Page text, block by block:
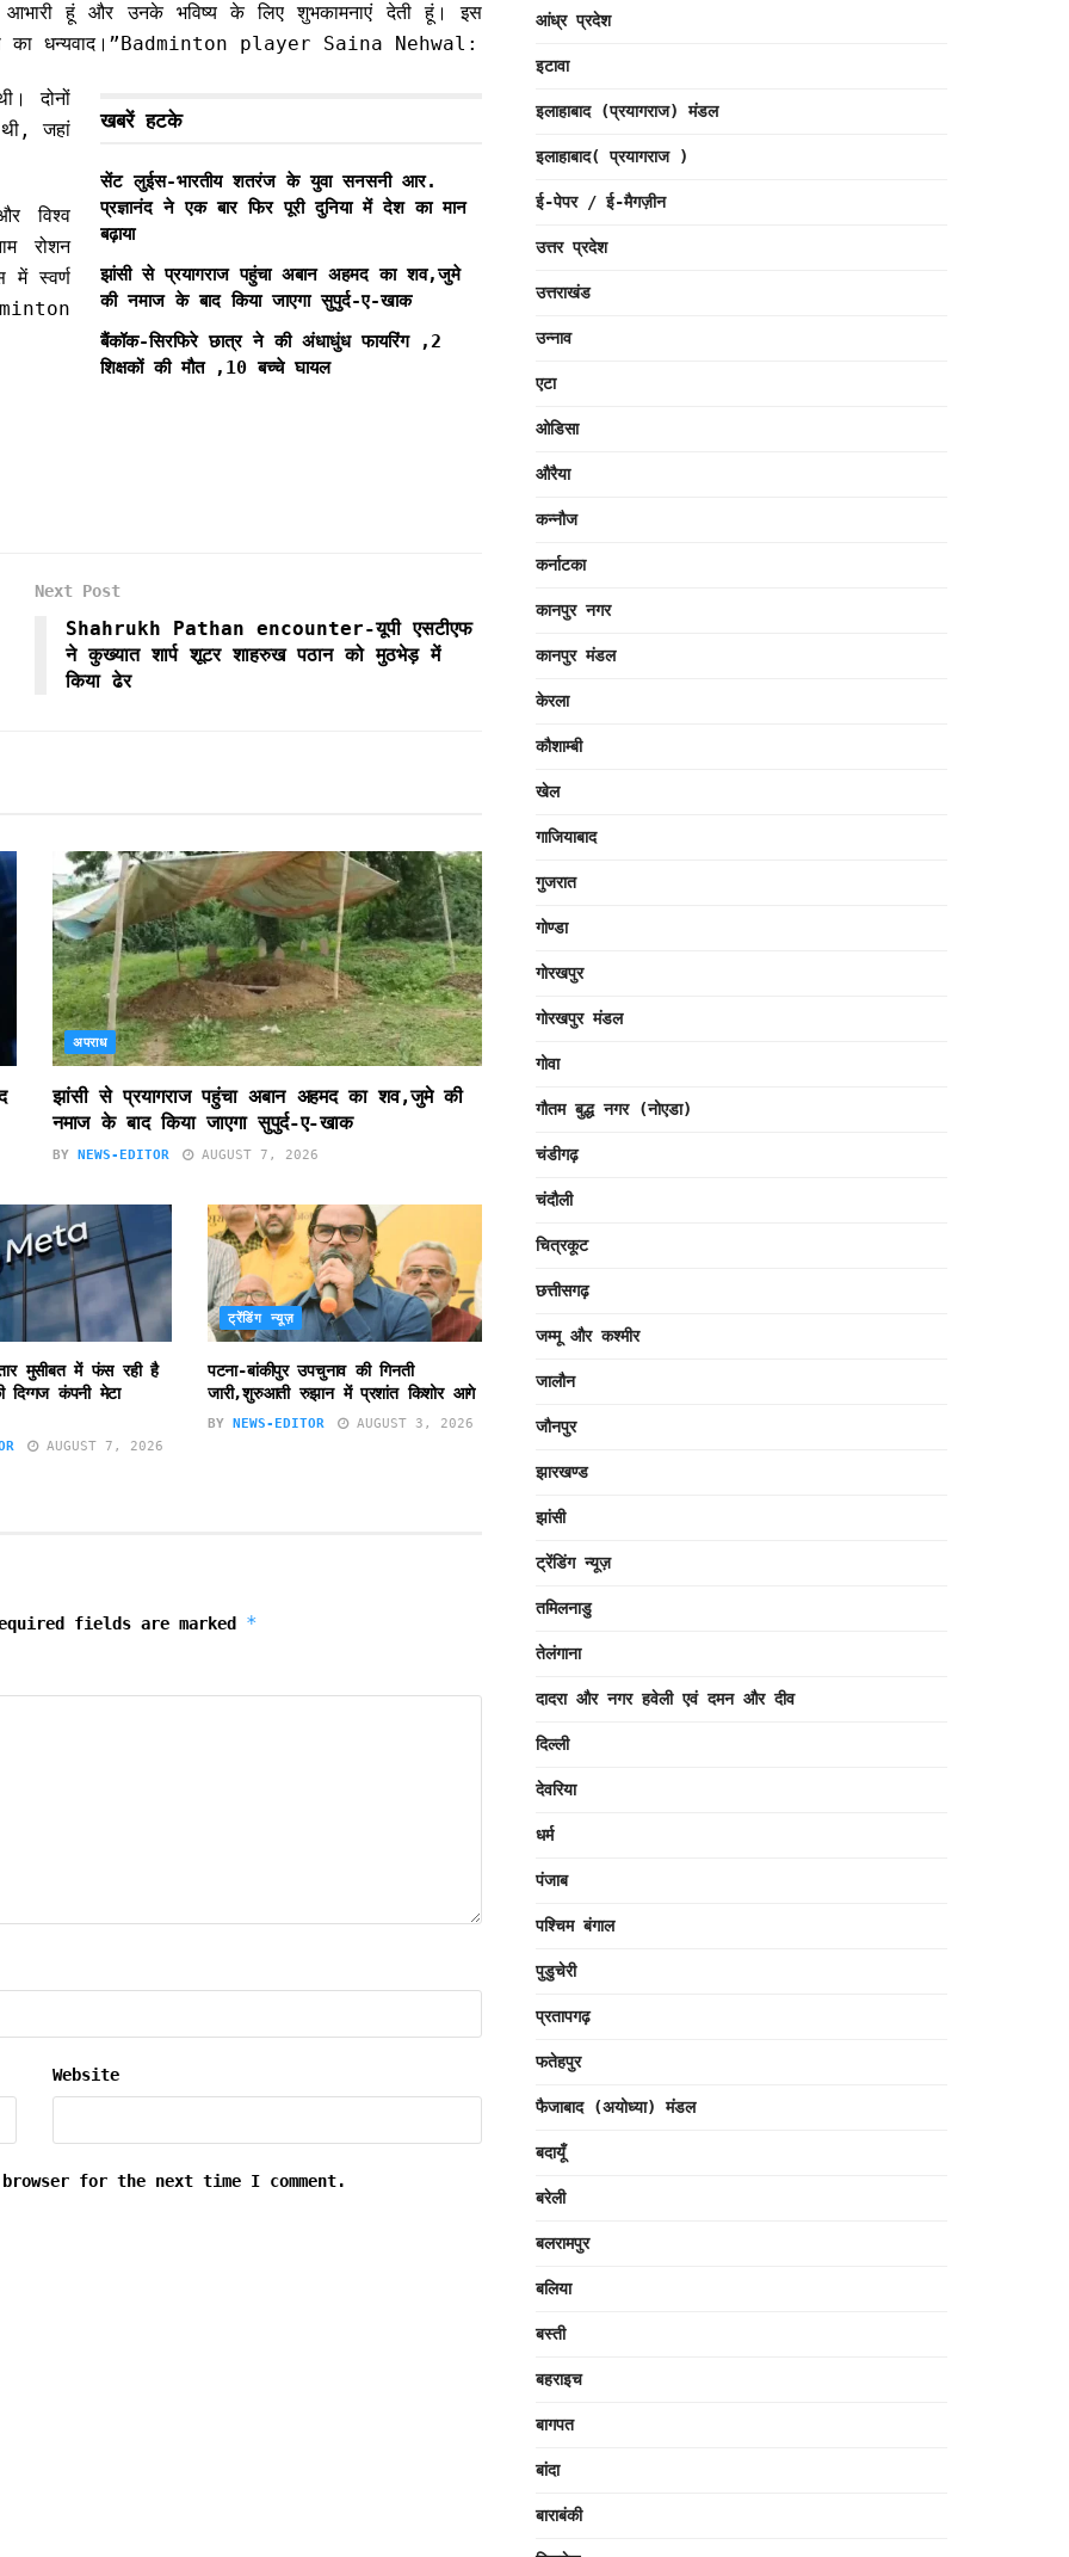
हूं और उनके भविष्य के लिए शुभकामनाएं देती हूं। इस
का धन्यवाद।”Badminton player Saina Nehwal:
खबरें हटके
सेंट लुईस-भारतीय शतरंज के युवा सनसनी आर.
प्रज्ञानंद ने एक बार फिर पूरी दुनिया में देश का मान
बढ़ाया
झांसी से प्रयागराज पहुंचा अबान अहमद का शव,जुमे
की नमाज के बाद किया जाएगा सुपुर्द-ए-खाक
बैंकॉक-सिरफिरे छात्र ने की अंधाधुंध फायरिंग ,2
शिक्षकों की मौत ,10 बच्चे घायल
दोनों
थी, जहां
विश्व
रोशन
में स्वर्ण
Next Post
Shahrukh Pathan encounter-यूपी एसटीएफ
ने कुख्यात शार्प शूटर शाहरुख पठान को मुठभेड़ में
किया ढेर
अपराध
झांसी से प्रयागराज पहुंचा अबान अहमद का शव,जुमे की
नमाज के बाद किया जाएगा सुपुर्द-ए-खाक
BY NEWS-EDITOR AUGUST 7, 2026
मुसीबत में फंस रही है
दिग्गज कंपनी मेटा
AUGUST 7, 2026
ट्रेंडिंग न्यूज़
पटना-बांकीपुर उपचुनाव की गिनती
जारी,शुरुआती रुझान में प्रशांत किशोर आगे
BY NEWS-EDITOR AUGUST 3, 2026
fields are marked *
Website
for the next time I comment.
आंध्र प्रदेश
इटावा
इलाहाबाद (प्रयागराज) मंडल
इलाहाबाद( प्रयागराज )
ई-पेपर / ई-मैगज़ीन
उत्तर प्रदेश
उत्तराखंड
उन्नाव
एटा
ओडिसा
औरैया
कन्नौज
कर्नाटका
कानपुर नगर
कानपुर मंडल
केरला
कौशाम्बी
खेल
गाजियाबाद
गुजरात
गोण्डा
गोरखपुर
गोरखपुर मंडल
गोवा
गौतम बुद्ध नगर (नोएडा)
चंडीगढ़
चंदौली
चित्रकूट
छत्तीसगढ़
जम्मू और कश्मीर
जालौन
जौनपुर
झारखण्ड
झांसी
ट्रेंडिंग न्यूज़
तमिलनाडु
तेलंगाना
दादरा और नगर हवेली एवं दमन और दीव
दिल्ली
देवरिया
धर्म
पंजाब
पश्चिम बंगाल
पुडुचेरी
प्रतापगढ़
फतेहपुर
फैजाबाद (अयोध्या) मंडल
बदायूँ
बरेली
बलरामपुर
बलिया
बस्ती
बहराइच
बागपत
बांदा
बाराबंकी